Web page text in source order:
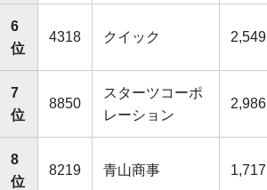
6
位
4318 クイック 2,549
7
位
8850
スターツコーポ
レーション
2,986
8
位
8219 青山商事 1,717